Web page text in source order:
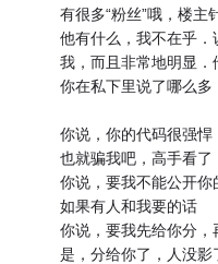
有很多“粉丝”哦，楼主
他有什么，我不在乎
我，而且非常地明显．
你在私下里说了哪么多
你说，你的代码很强
也就骗我吧，高手看了
你说，要我不能公开你
如果有人和我要的话
你说，要我先给你分
是，分给你了，人没影